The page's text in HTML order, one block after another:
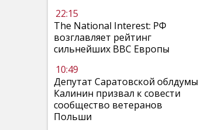
22:15
The National Interest: РФ
возглавляет рейтинг
сильнейших ВВС Европы
10:49
Депутат Саратовской облдумы
Калинин призвал к совести
сообщество ветеранов
Польши